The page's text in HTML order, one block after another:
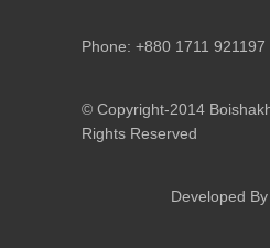
Phone: +880 1711 921197
© Copyright-2014
Rights Reserved
Developed By